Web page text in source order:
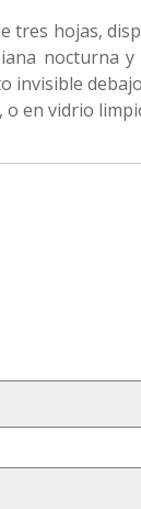
tres hojas,
nocturna
o en vidrio